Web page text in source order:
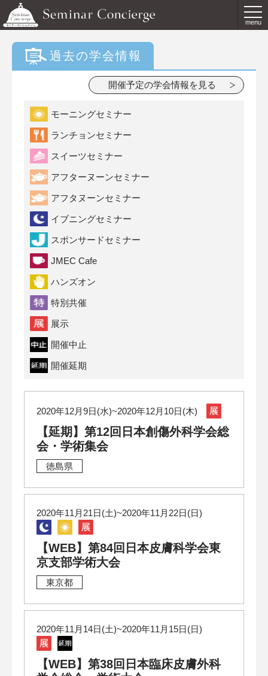
menu
過去の学会情報
開催予定の学会情報を見る
モーニングセミナー
ランチョンセミナー
スイーツセミナー
アフターヌーンセミナー
アフタヌーンセミナー
イブニングセミナー
スポンサードセミナー
JMEC Cafe
ハンズオン
特別共催
展示
開催中止
開催延期
2020年12月9日(水)~2020年12月10日(木)
【延期】第12回日本創傷外科学会総
会・学術集会
徳島県
2020年11月21日(土)~2020年11月22日(日)
【WEB】第84回日本皮膚科学会東
京支部学術大会
東京都
2020年11月14日(土)~2020年11月15日(日)
【WEB】第38回日本臨床皮膚外科